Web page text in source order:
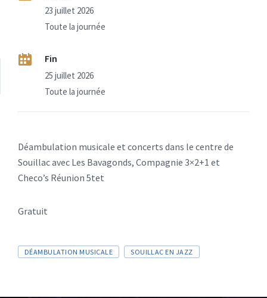
23 juillet 2026
Toute la journée
Fin
25 juillet 2026
Toute la journée
Déambulation musicale et concerts dans le centre de
Souillac avec Les Bavagonds, Compagnie 3×2+1 et
Checo’s Réunion 5tet
Gratuit
DÉAMBULATION MUSICALE SOUILLAC EN JAZZ